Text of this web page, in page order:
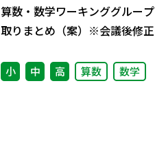
算数・数学ワーキンググループ
取りまとめ（案）※会議後修正
小 中 高 算数 数学